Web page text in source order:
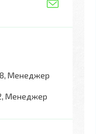
Менеджер
Менеджер